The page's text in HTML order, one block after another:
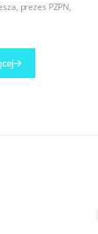
, prezes PZPN,